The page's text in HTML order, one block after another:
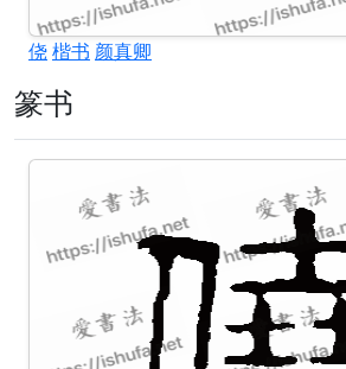
侥楷书 颜真卿
篆书